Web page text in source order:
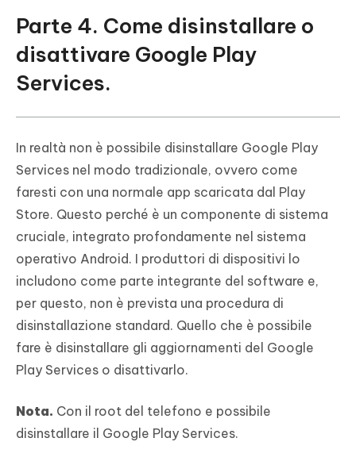
Parte 4. Come disinstallare o
disattivare Google Play
Services.
In realtà non è possibile disinstallare Google Play
Services nel modo tradizionale, ovvero come
faresti con una normale app scaricata dal Play
Store. Questo perché è un componente di sistema
cruciale, integrato profondamente nel sistema
operativo Android. I produttori di dispositivi lo
includono come parte integrante del software e,
per questo, non è prevista una procedura di
disinstallazione standard. Quello che è possibile
fare è disinstallare gli aggiornamenti del Google
Play Services o disattivarlo.
Nota. Con il root del telefono e possibile
disinstallare il Google Play Services.